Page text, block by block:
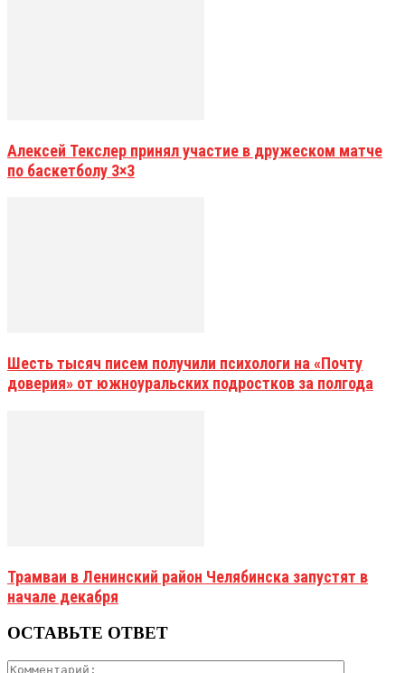
Алексей Текслер принял участие в дружеском матче
по баскетболу 3×3
Шесть тысяч писем получили психологи на «Почту
доверия» от южноуральских подростков за полгода
Трамваи в Ленинский район Челябинска запустят в
начале декабря
ОСТАВЬТЕ ОТВЕТ